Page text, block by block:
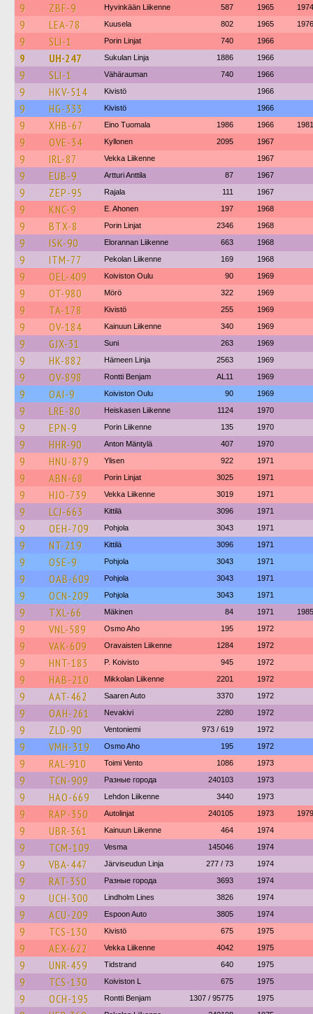
9 ZBF-9 Hyvinkään Liikenne 587 1965 1974
9 LEA-78 Kuusela 802 1965 1976
9 SLI-1 Porin Linjat 740 1966
9 UH-247 Sukulan Linja 1886 1966
9 SLI-1 Vähärauman 740 1966
9 HKV-514 Kivistö 1966
9 HG-333 Kivistö 1966
9 XHB-67 Eino Tuomala 1986 1966 1981
9 OVE-34 Kyllonen 2095 1967
9 IRL-87 Vekka Liikenne 1967
9 EUB-9 Artturi Anttila 87 1967
9 ZEP-95 Rajala 111 1967
9 KNC-9 E. Ahonen 197 1968
9 BTX-8 Porin Linjat 2346 1968
9 ISK-90 Elorannan Liikenne 663 1968
9 ITM-77 Pekolan Liikenne 169 1968
9 OEL-409 Koiviston Oulu 90 1969
9 OT-980 Mörö 322 1969
9 TA-178 Kivistö 255 1969
9 OV-184 Kainuun Liikenne 340 1969
9 GJX-31 Suni 263 1969
9 HK-882 Hämeen Linja 2563 1969
9 OV-898 Rontti Benjam AL11 1969
9 OAI-9 Koiviston Oulu 90 1969
9 LRE-80 Heiskasen Liikenne 1124 1970
9 EPN-9 Porin Liikenne 135 1970
9 HHR-90 Anton Mäntylä 407 1970
9 HNU-879 Ylisen 922 1971
9 ABN-68 Porin Linjat 3025 1971
9 HJO-739 Vekka Liikenne 3019 1971
9 LCJ-663 Kittilä 3096 1971
9 OEH-709 Pohjola 3043 1971
9 NT-219 Kittilä 3096 1971
9 OSE-9 Pohjola 3043 1971
9 OAB-609 Pohjola 3043 1971
9 OCN-209 Pohjola 3043 1971
9 TXL-66 Mäkinen 84 1971 1985
9 VNL-589 Osmo Aho 195 1972
9 VAK-609 Oravaisten Liikenne 1284 1972
9 HNT-183 P. Koivisto 945 1972
9 HAB-210 Mikkolan Liikenne 2201 1972
9 AAT-462 Saaren Auto 3370 1972
9 OAH-261 Nevakivi 2280 1972
9 ZLD-90 Ventoniemi 973 / 619 1972
9 VMH-319 Osmo Aho 195 1972
9 RAL-910 Toimi Vento 1086 1973
9 TCN-909 Разные города 240103 1973
9 HAO-669 Lehdon Liikenne 3440 1973
9 RAP-350 Autolinjat 240105 1973 1979
9 UBR-361 Kainuun Liikenne 464 1974
9 TCM-109 Vesma 145046 1974
9 VBA-447 Järviseudun Linja 277 / 73 1974
9 RAT-350 Разные города 3693 1974
9 UCH-300 Lindholm Lines 3826 1974
9 ACU-209 Espoon Auto 3805 1974
9 TCS-130 Kivistö 675 1975
9 AEX-622 Vekka Liikenne 4042 1975
9 UNR-459 Tidstrand 640 1975
9 TCS-130 Koiviston L 675 1975
9 OCH-195 Rontti Benjam 1307 / 95775 1975